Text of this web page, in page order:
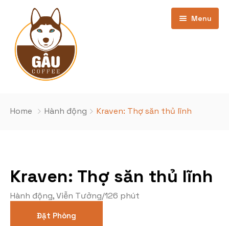
Menu
cơ sở Phan Văn Trường
Cơ sở Nghĩa Đô
Kho phim
Phim Đang Hot
Phim sắp chiếu
Khuyến Mãi
Tin Tức
Home Hành động Kraven: Thợ săn thủ lĩnh
Kraven: Thợ săn thủ lĩnh
Hành động,Viễn Tưởng/126 phút
Đặt Phòng